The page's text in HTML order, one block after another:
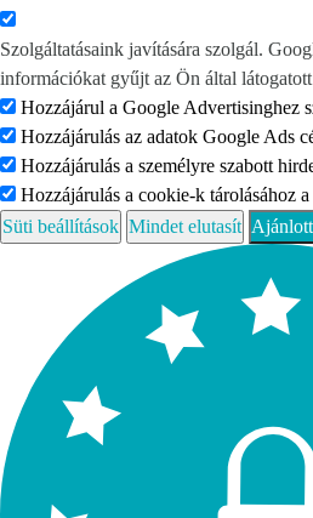
Szolgáltatásaink javítására szolgál.
információkat gyűjt az Ön által
Hozzájárul a Google Advertisinghez
Hozzájárulás az adatok Google Ads
Hozzájárulás a személyre szabott
Hozzájárulás a cookie-k tárolásához
Süti beállítások Mindet elutasít